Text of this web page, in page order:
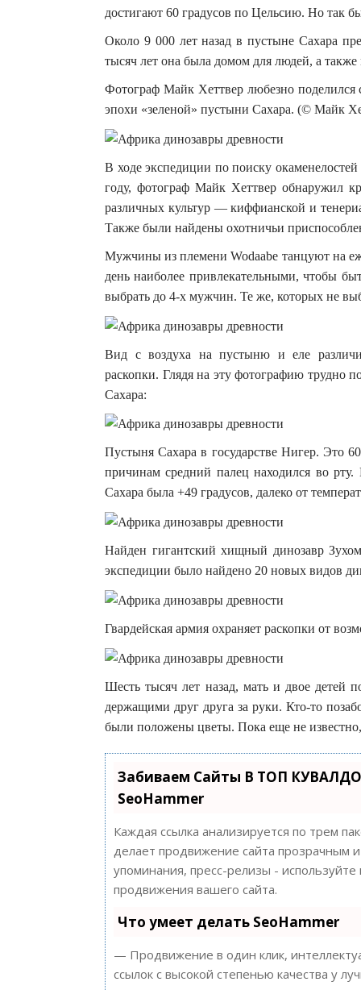
достигают 60 градусов по Цельсию. Но так
Около 9 000 лет назад в пустыне Сахара
тысяч лет она была домом для людей, а
Фотограф Майк Хеттвер любезно
эпохи «зеленой» пустыни Сахара. (© Майк
В ходе экспедиции по поиску
году, фотограф Майк Хеттвер обнаружил
различных культур — киффианской и
Также были найдены охотничьи
Мужчины из племени Wodaabe танцуют на
день наиболее привлекательными, чтобы
выбрать до 4-х мужчин. Те же, которых не
Вид с воздуха на пустыню и еле
раскопки. Глядя на эту фотографию трудно
Сахара:
Пустыня Сахара в государстве Нигер. Это
причинам средний палец находился во
Сахара была +49 градусов, далеко от
Найден гигантский хищный динозавр
экспедиции было найдено 20 новых видов
Гвардейская армия охраняет раскопки от
Шесть тысяч лет назад, мать и двое детей
держащими друг друга за руки. Кто-то
были положены цветы. Пока еще не
Забиваем Сайты В ТОП
SeoHammer
Каждая ссылка анализируется по трем
делает продвижение сайта прозрачным
упоминания, пресс-релизы -
продвижения вашего сайта.
Что умеет делать SeoHammer
— Продвижение в один клик,
ссылок с высокой степенью качества у